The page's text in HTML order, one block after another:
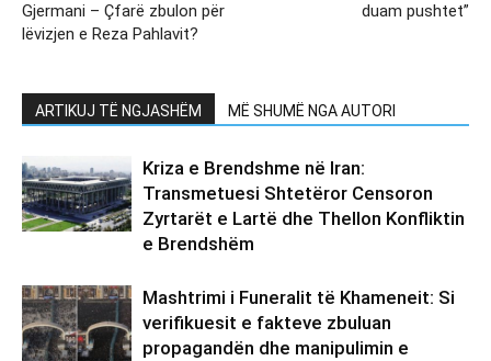
Gjermani – Çfarë zbulon për
lëvizjen e Reza Pahlavit?
duam pushtet”
ARTIKUJ TË NGJASHËM MË SHUMË NGA AUTORI
Kriza e Brendshme në Iran:
Transmetuesi Shtetëror Censoron
Zyrtarët e Lartë dhe Thellon Konfliktin
e Brendshëm
Mashtrimi i Funeralit të Khameneit: Si
verifikuesit e fakteve zbuluan
propagandën dhe manipulimin e